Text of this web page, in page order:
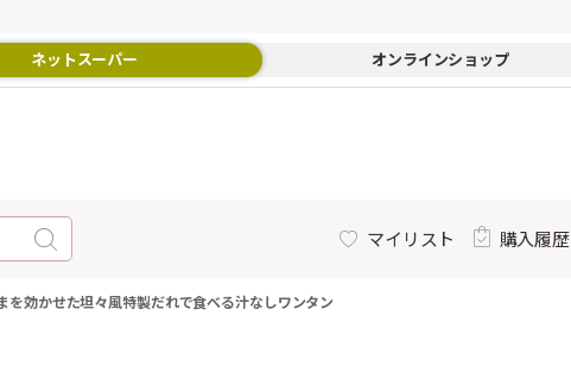
ネットスーパー オンラインショップ
マイリスト 購入履歴
効かせた坦々風特製だれで食べる汁なしワンタン